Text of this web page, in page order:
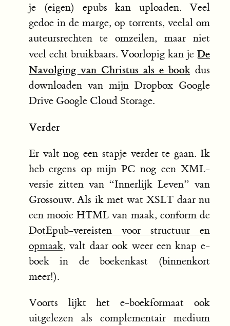
je (eigen) epubs kan uploaden. Veel
gedoe in de marge, op torrents, veelal om
auteursrechten te omzeilen, maar niet
veel echt bruikbaars. Voorlopig kan je De
Navolging van Christus als e-bookdus
downloaden van mijn Dropbox Google
Drive Google Cloud Storage.
Verder
Er valt nog een stapje verder te gaan. Ik
heb ergens op mijn PC nog een XML-
versie zitten van “Innerlijk Leven” van
Grossouw. Als ik met wat XSLT daar nu
een mooie HTML van maak, conform de
DotEpub-vereisten voor structuur en
opmaak, valt daar ook weer een knap e-
boek in de boekenkast (binnenkort
meer!).
Voorts lijkt het e-boekformaat ook
uitgelezen als complementair medium